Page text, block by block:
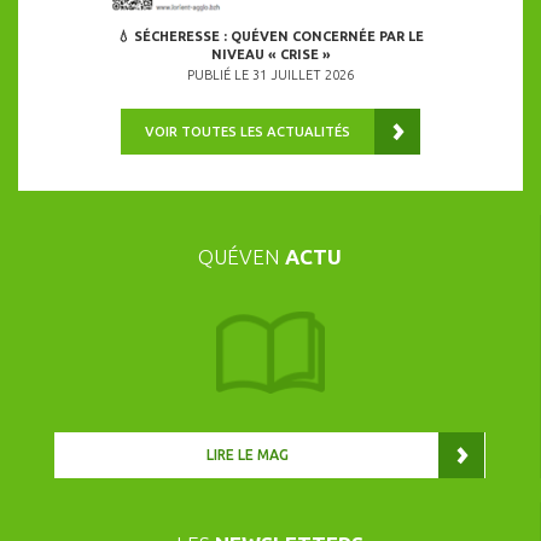
💧 SÉCHERESSE : QUÉVEN CONCERNÉE PAR LE
NIVEAU « CRISE »
PUBLIÉ LE 31 JUILLET 2026
VOIR TOUTES LES ACTUALITÉS
QUÉVEN ACTU
LIRE LE MAG